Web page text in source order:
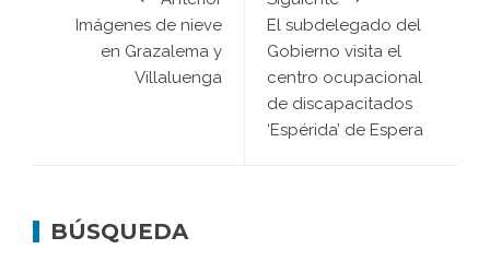
Imágenes de nieve
en Grazalema y
Villaluenga
El subdelegado del
Gobierno visita el
centro ocupacional
de discapacitados
‘Espérida’ de Espera
BÚSQUEDA